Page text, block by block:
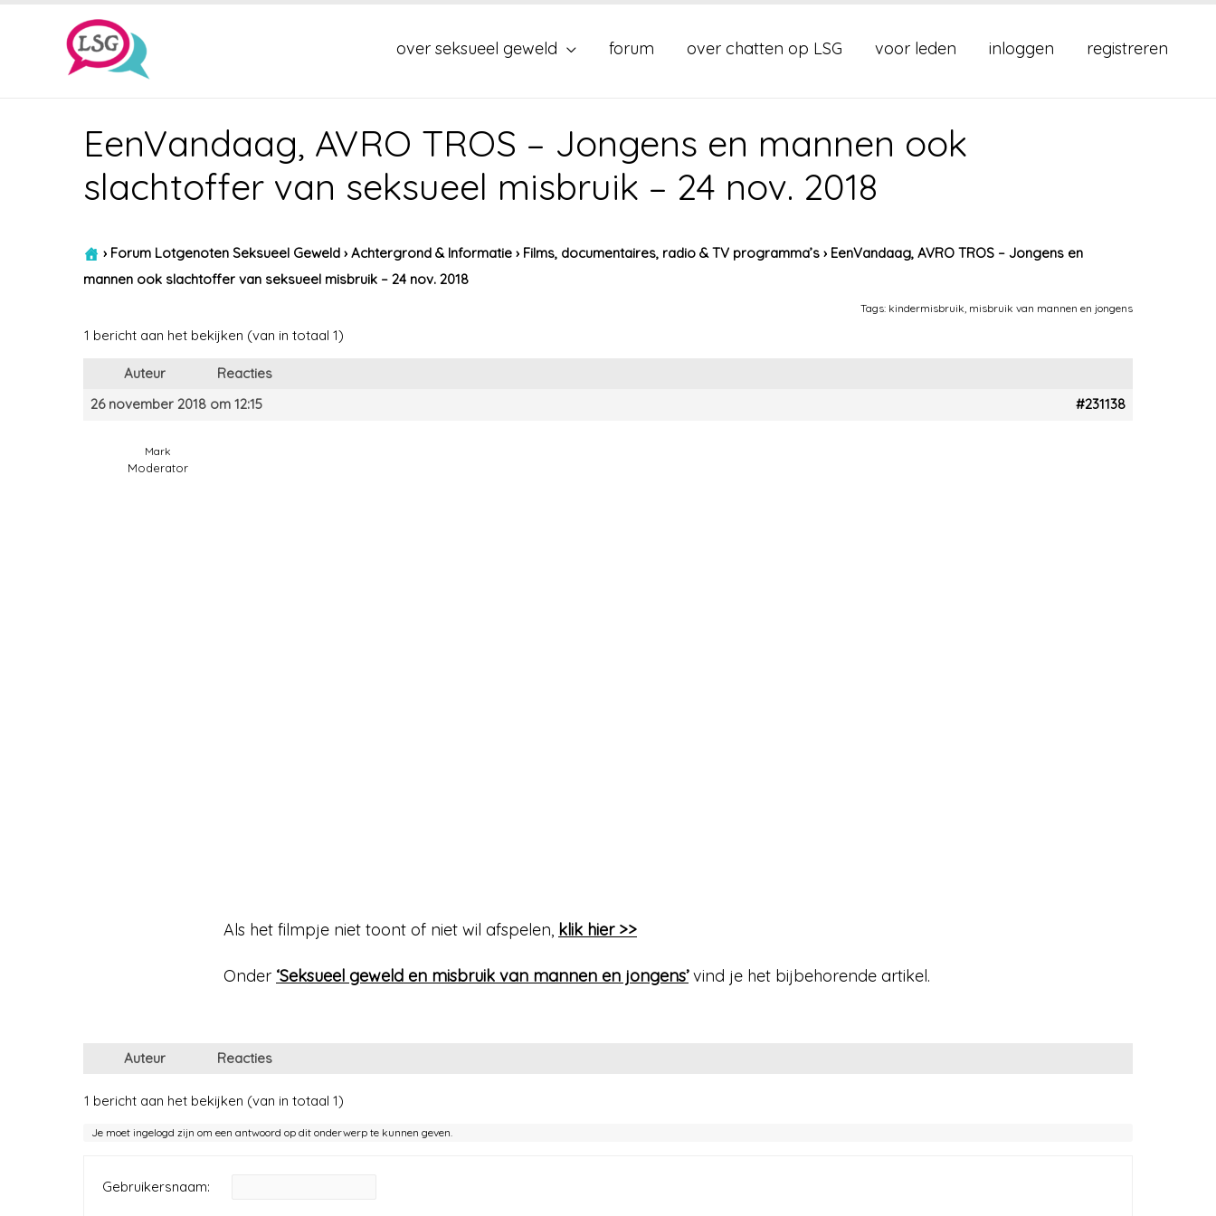
over seksueel geweld forum over chatten op LSG voor leden inloggen registreren
EenVandaag, AVRO TROS – Jongens en mannen ook
slachtoffer van seksueel misbruik – 24 nov. 2018
› Forum Lotgenoten Seksueel Geweld › Achtergrond & Informatie › Films, documentaires, radio & TV programma’s › EenVandaag, AVRO TROS – Jongens en
mannen ook slachtoffer van seksueel misbruik – 24 nov. 2018
Tags: kindermisbruik, misbruik van mannen en jongens
1 bericht aan het bekijken (van in totaal 1)
Auteur
Reacties
26 november 2018 om 12:15
#231138
Mark
Moderator
Als het filmpje niet toont of niet wil afspelen, klik hier >>
Onder ‘Seksueel geweld en misbruik van mannen en jongens’vind je het bijbehorende artikel.
Auteur Reacties
1 bericht aan het bekijken (van in totaal 1)
Je moet ingelogd zijn om een antwoord op dit onderwerp te kunnen geven.
Gebruikersnaam: